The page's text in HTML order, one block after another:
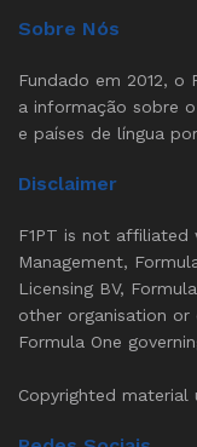
Sobre Nós
Fundado em 2012, o
a informação sobre
e países de língua
Disclaimer
F1PT is not affiliated
Management,
Licensing BV,
other organisation
Formula One
Copyrighted material